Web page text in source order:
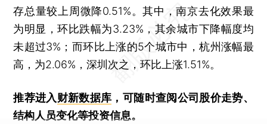
存总量较上周微降0.51%。其中，南京去化效果最
为明显，环比跌幅为3.23%，其余城市下降幅度均
未超过3%；而环比上涨的5个城市中，杭州涨幅最
高，为2.06%，深圳次之，环比上涨1.51%。
推荐进入财新数据库 ，可随时查阅公司股价走势、
结构人员变化等投资信息。